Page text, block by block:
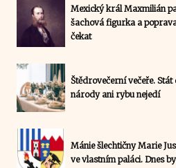
Mexický král Maxmilián
šachová figurka a
čekat
Štědrovečerní večeře.
národy ani rybu nejedí
Mánie šlechtičny Marie
ve vlastním paláci. Dnes